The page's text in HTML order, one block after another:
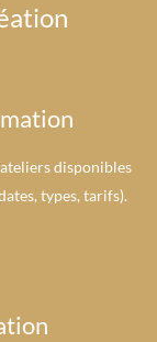
disponibles
types, tarifs).